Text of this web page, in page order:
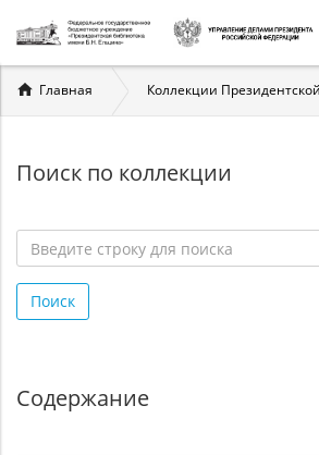
Вы
здесь
Главная Коллекции
Поиск по коллекции
строку
для
Поиск
Содержание